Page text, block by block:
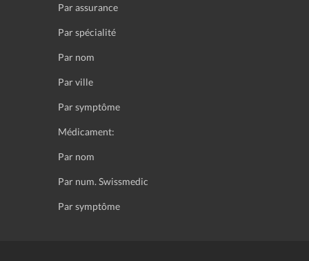
Par assurance
Par spécialité
Par nom
Par ville
Par symptôme
Médicament:
Par nom
Par num. Swissmedic
Par symptôme